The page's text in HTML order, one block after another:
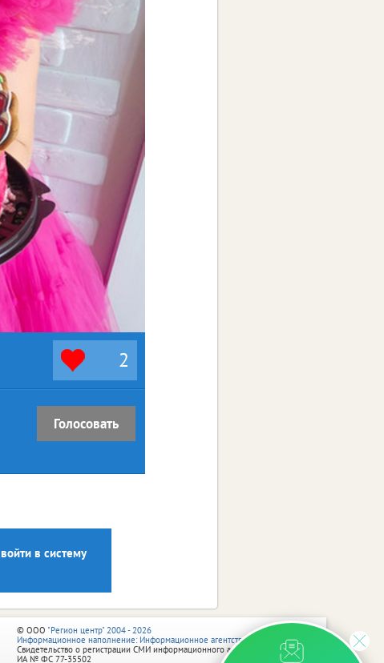
2
Голосовать
войти в систему
© ООО "Регион центр" 2004 - 2026
Информационное наполнение: Информационное агентство vRossii.ru
Свидетельство о регистрации СМИ информационного агентства vRossii.ru
ИА № ФС 77‑35502